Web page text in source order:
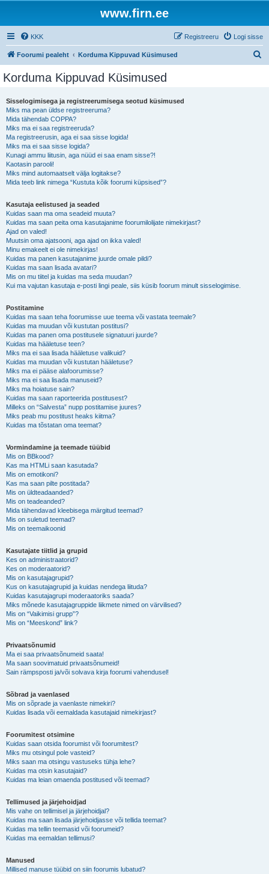
www.firn.ee
KKK Logi sisse
Registreeru
Foorumi pealeht Korduma Kippuvad Küsimused
Korduma Kippuvad Küsimused
Sisselogimisega ja registreerumisega seotud küsimused
Miks ma pean üldse registreeruma?
Mida tähendab COPPA?
Miks ma ei saa registreeruda?
Ma registreerusin, aga ei saa sisse logida!
Miks ma ei saa sisse logida?
Kunagi ammu liitusin, aga nüüd ei saa enam sisse?!
Kaotasin parooli!
Miks mind automaatselt välja logitakse?
Mida teeb link nimega “Kustuta kõik foorumi küpsised”?
Kasutaja eelistused ja seaded
Kuidas saan ma oma seadeid muuta?
Kuidas ma saan peita oma kasutajanime foorumilolijate nimekirjast?
Ajad on valed!
Muutsin oma ajatsooni, aga ajad on ikka valed!
Minu emakeelt ei ole nimekirjas!
Kuidas ma panen kasutajanime juurde omale pildi?
Kuidas ma saan lisada avatari?
Mis on mu tiitel ja kuidas ma seda muudan?
Kui ma vajutan kasutaja e-posti lingi peale, siis küsib foorum minult sisselogimise.
Postitamine
Kuidas ma saan teha foorumisse uue teema või vastata teemale?
Kuidas ma muudan või kustutan postitusi?
Kuidas ma panen oma postitusele signatuuri juurde?
Kuidas ma hääletuse teen?
Miks ma ei saa lisada hääletuse valikuid?
Kuidas ma muudan või kustutan hääletuse?
Miks ma ei pääse alafoorumisse?
Miks ma ei saa lisada manuseid?
Miks ma hoiatuse sain?
Kuidas ma saan raporteerida postitusest?
Milleks on “Salvesta” nupp postitamise juures?
Miks peab mu postitust heaks kiitma?
Kuidas ma tõstatan oma teemat?
Vormindamine ja teemade tüübid
Mis on BBkood?
Kas ma HTMLi saan kasutada?
Mis on emotikoni?
Kas ma saan pilte postitada?
Mis on üldteadaanded?
Mis on teadeanded?
Mida tähendavad kleebisega märgitud teemad?
Mis on suletud teemad?
Mis on teemaikoonid
Kasutajate tiitlid ja grupid
Kes on administraatorid?
Kes on moderaatorid?
Mis on kasutajagrupid?
Kus on kasutajagrupid ja kuidas nendega liituda?
Kuidas kasutajagrupi moderaatoriks saada?
Miks mõnede kasutajagruppide liikmete nimed on värvilised?
Mis on “Vaikimisi grupp”?
Mis on “Meeskond” link?
Privaatsõnumid
Ma ei saa privaatsõnumeid saata!
Ma saan soovimatuid privaatsõnumeid!
Sain rämpsposti ja/või solvava kirja foorumi vahendusel!
Sõbrad ja vaenlased
Mis on sõprade ja vaenlaste nimekiri?
Kuidas lisada või eemaldada kasutajaid nimekirjast?
Foorumitest otsimine
Kuidas saan otsida foorumist või foorumitest?
Miks mu otsingul pole vasteid?
Miks saan ma otsingu vastuseks tühja lehe?
Kuidas ma otsin kasutajaid?
Kuidas ma leian omaenda postitused või teemad?
Tellimused ja järjehoidjad
Mis vahe on tellimisel ja järjehoidjal?
Kuidas ma saan lisada järjehoidjasse või tellida teemat?
Kuidas ma tellin teemasid või foorumeid?
Kuidas ma eemaldan tellimusi?
Manused
Millised manuse tüübid on siin foorumis lubatud?